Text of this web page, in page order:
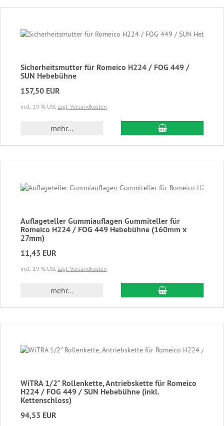
Sicherheitsmutter für Romeico H224 / FOG 449 /
SUN Hebebühne
157,50 EUR
incl. 19 % USt zzgl. Versandkosten
mehr... In den
Auflageteller Gummiauflagen Gummiteller für
Romeico H224 / FOG 449 Hebebühne (160mm x
27mm)
11,43 EUR
incl. 19 % USt zzgl. Versandkosten
mehr... In den
WiTRA 1/2" Rollenkette, Antriebskette für Romeico
H224 / FOG 449 / SUN Hebebühne (inkl.
Kettenschloss)
94,53 EUR